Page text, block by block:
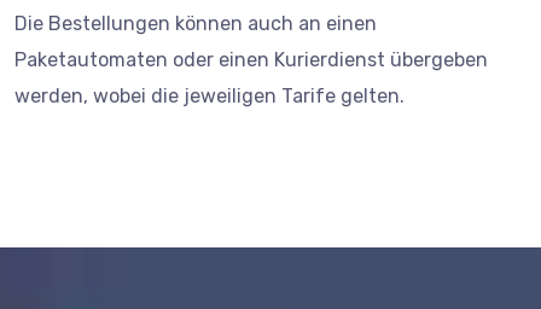
Die Bestellungen können auch an einen
Paketautomaten oder einen Kurierdienst übergeben
werden, wobei die jeweiligen Tarife gelten.